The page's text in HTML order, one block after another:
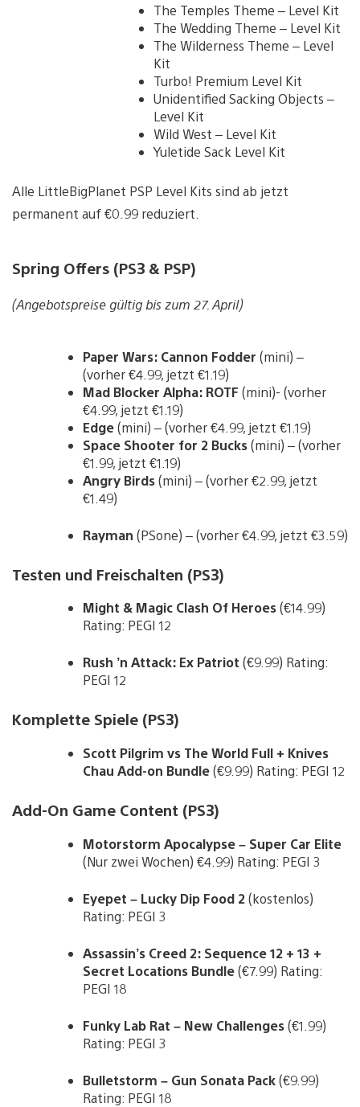
The Temples Theme – Level Kit
The Wedding Theme – Level Kit
The Wilderness Theme – Level
Kit
Turbo! Premium Level Kit
Unidentified Sacking Objects –
Level Kit
Wild West – Level Kit
Yuletide Sack Level Kit
Alle LittleBigPlanet PSP Level Kits sind ab jetzt
permanent auf €0.99 reduziert.
Spring Offers (PS3 & PSP)
(Angebotspreise gültig bis zum 27. April)
Paper Wars: Cannon Fodder (mini) –
(vorher €4.99, jetzt €1.19)
Mad Blocker Alpha: ROTF (mini)- (vorher
€4.99, jetzt €1.19)
Edge(mini) – (vorher €4.99, jetzt €1.19)
Space Shooter for 2 Bucks(mini) – (vorher
€1.99, jetzt €1.19)
Angry Birds(mini) – (vorher €2.99, jetzt
€1.49)
Rayman (PSone) – (vorher €4.99, jetzt €3.59)
Testen und Freischalten (PS3)
Might & Magic Clash Of Heroes(€14.99)
Rating: PEGI 12
Rush ’n Attack: Ex Patriot (€9.99) Rating:
PEGI 12
Komplette Spiele (PS3)
Scott Pilgrim vs The World Full + Knives
Chau Add-on Bundle(€9.99) Rating: PEGI 12
Add-On Game Content (PS3)
Motorstorm Apocalypse – Super Car Elite
(Nur zwei Wochen) €4.99) Rating: PEGI 3
Eyepet – Lucky Dip Food 2(kostenlos)
Rating: PEGI 3
Assassin’s Creed 2: Sequence 12 + 13 +
Secret Locations Bundle(€7.99) Rating:
PEGI 18
Funky Lab Rat – New Challenges(€1.99)
Rating: PEGI 3
Bulletstorm – Gun Sonata Pack(€9.99)
Rating: PEGI 18